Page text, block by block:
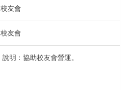
校友會
校友會
說明：協助校友會營運。